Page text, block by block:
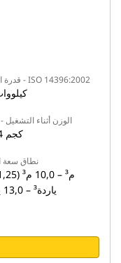
قدرة المحرك - ISO 14396:2002
586
الوزن أثناء
80974 كجم
نطاق سعة
ياردة³ ‏– 13,0 ياردة³‏)